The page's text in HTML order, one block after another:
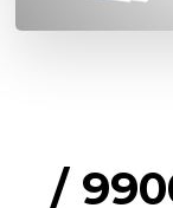
الشاليهات / 99009551‬ /